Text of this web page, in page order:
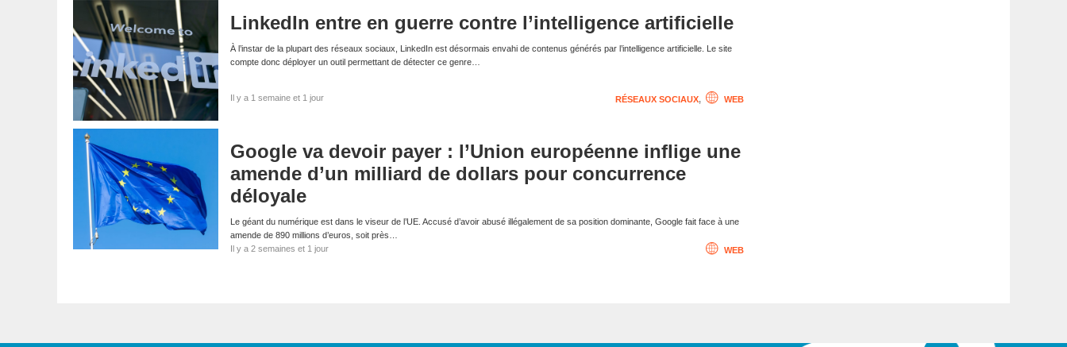
LinkedIn entre en guerre contre l’intelligence artificielle
À l’instar de la plupart des réseaux sociaux, LinkedIn est désormais envahi de contenus générés par l’intelligence artificielle. Le site
compte donc déployer un outil permettant de détecter ce genre…
Il y a 1 semaine et 1 jour RÉSEAUX SOCIAUX, WEB
Google va devoir payer : l’Union européenne inflige une
amende d’un milliard de dollars pour concurrence
déloyale
Le géant du numérique est dans le viseur de l’UE. Accusé d’avoir abusé illégalement de sa position dominante, Google fait face à une
amende de 890 millions d’euros, soit près…
Il y a 2 semaines et 1 jour
WEB